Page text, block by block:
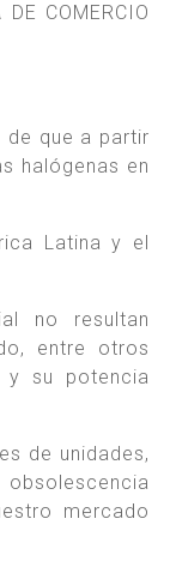
COMERCIO
de que a partir
halógenas en
Latina y el
no resultan
entre otros
su potencia
de unidades,
mercado